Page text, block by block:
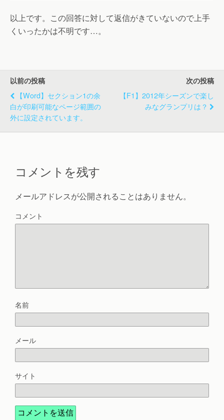
以上です。この回答に対して返信がきていないので上手
くいったかは不明です…。
以前の投稿
【Word】セクション1の余
白が印刷可能なページ範囲の
外に設定されています。
次の投稿
【F1】2012年シーズンで楽し
みなグランプリは？
コメントを残す
メールアドレスが公開されることはありません。
コメント
名前
メール
サイト